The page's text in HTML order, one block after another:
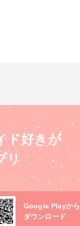
ド好きが
リ
Google Playから
ダウンロード